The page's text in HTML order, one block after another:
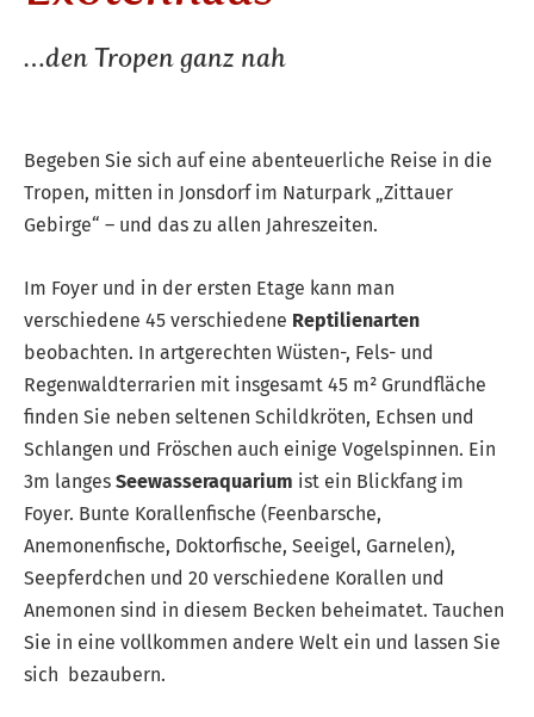
…den Tropen ganz nah
Begeben Sie sich auf eine abenteuerliche Reise in die
Tropen, mitten in Jonsdorf im Naturpark „Zittauer
Gebirge“ – und das zu allen Jahreszeiten.
Im Foyer und in der ersten Etage kann man
verschiedene 45 verschiedene Reptilienarten
beobachten. In artgerechten Wüsten-, Fels- und
Regenwaldterrarien mit insgesamt 45 m² Grundfläche
finden Sie neben seltenen Schildkröten, Echsen und
Schlangen und Fröschen auch einige Vogelspinnen. Ein
3m langes Seewasseraquarium ist ein Blickfang im
Foyer. Bunte Korallenfische (Feenbarsche,
Anemonenfische, Doktorfische, Seeigel, Garnelen),
Seepferdchen und 20 verschiedene Korallen und
Anemonen sind in diesem Becken beheimatet. Tauchen
Sie in eine vollkommen andere Welt ein und lassen Sie
sich bezaubern.